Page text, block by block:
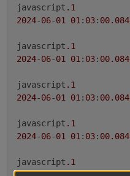
javascript .1
2024-06-01 01 : 03: 00.084
javascript .1
2024-06-01 01 : 03: 00.084
javascript .1
2024-06-01 01 : 03: 00.084
javascript .1
2024-06-01 01 : 03: 00.084
javascript .1